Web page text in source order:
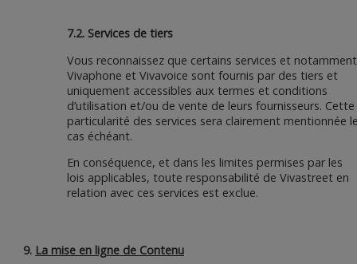
7.2. Services de tiers
Vous reconnaissez que certains services et notamment
Vivaphone et Vivavoice sont fournis par des tiers et
uniquement accessibles aux termes et conditions
d’utilisation et/ou de vente de leurs fournisseurs. Cette
particularité des services sera clairement mentionnée
cas échéant.
En conséquence, et dans les limites permises par les
lois applicables, toute responsabilité de Vivastreet en
relation avec ces services est exclue.
La mise en ligne de Contenu